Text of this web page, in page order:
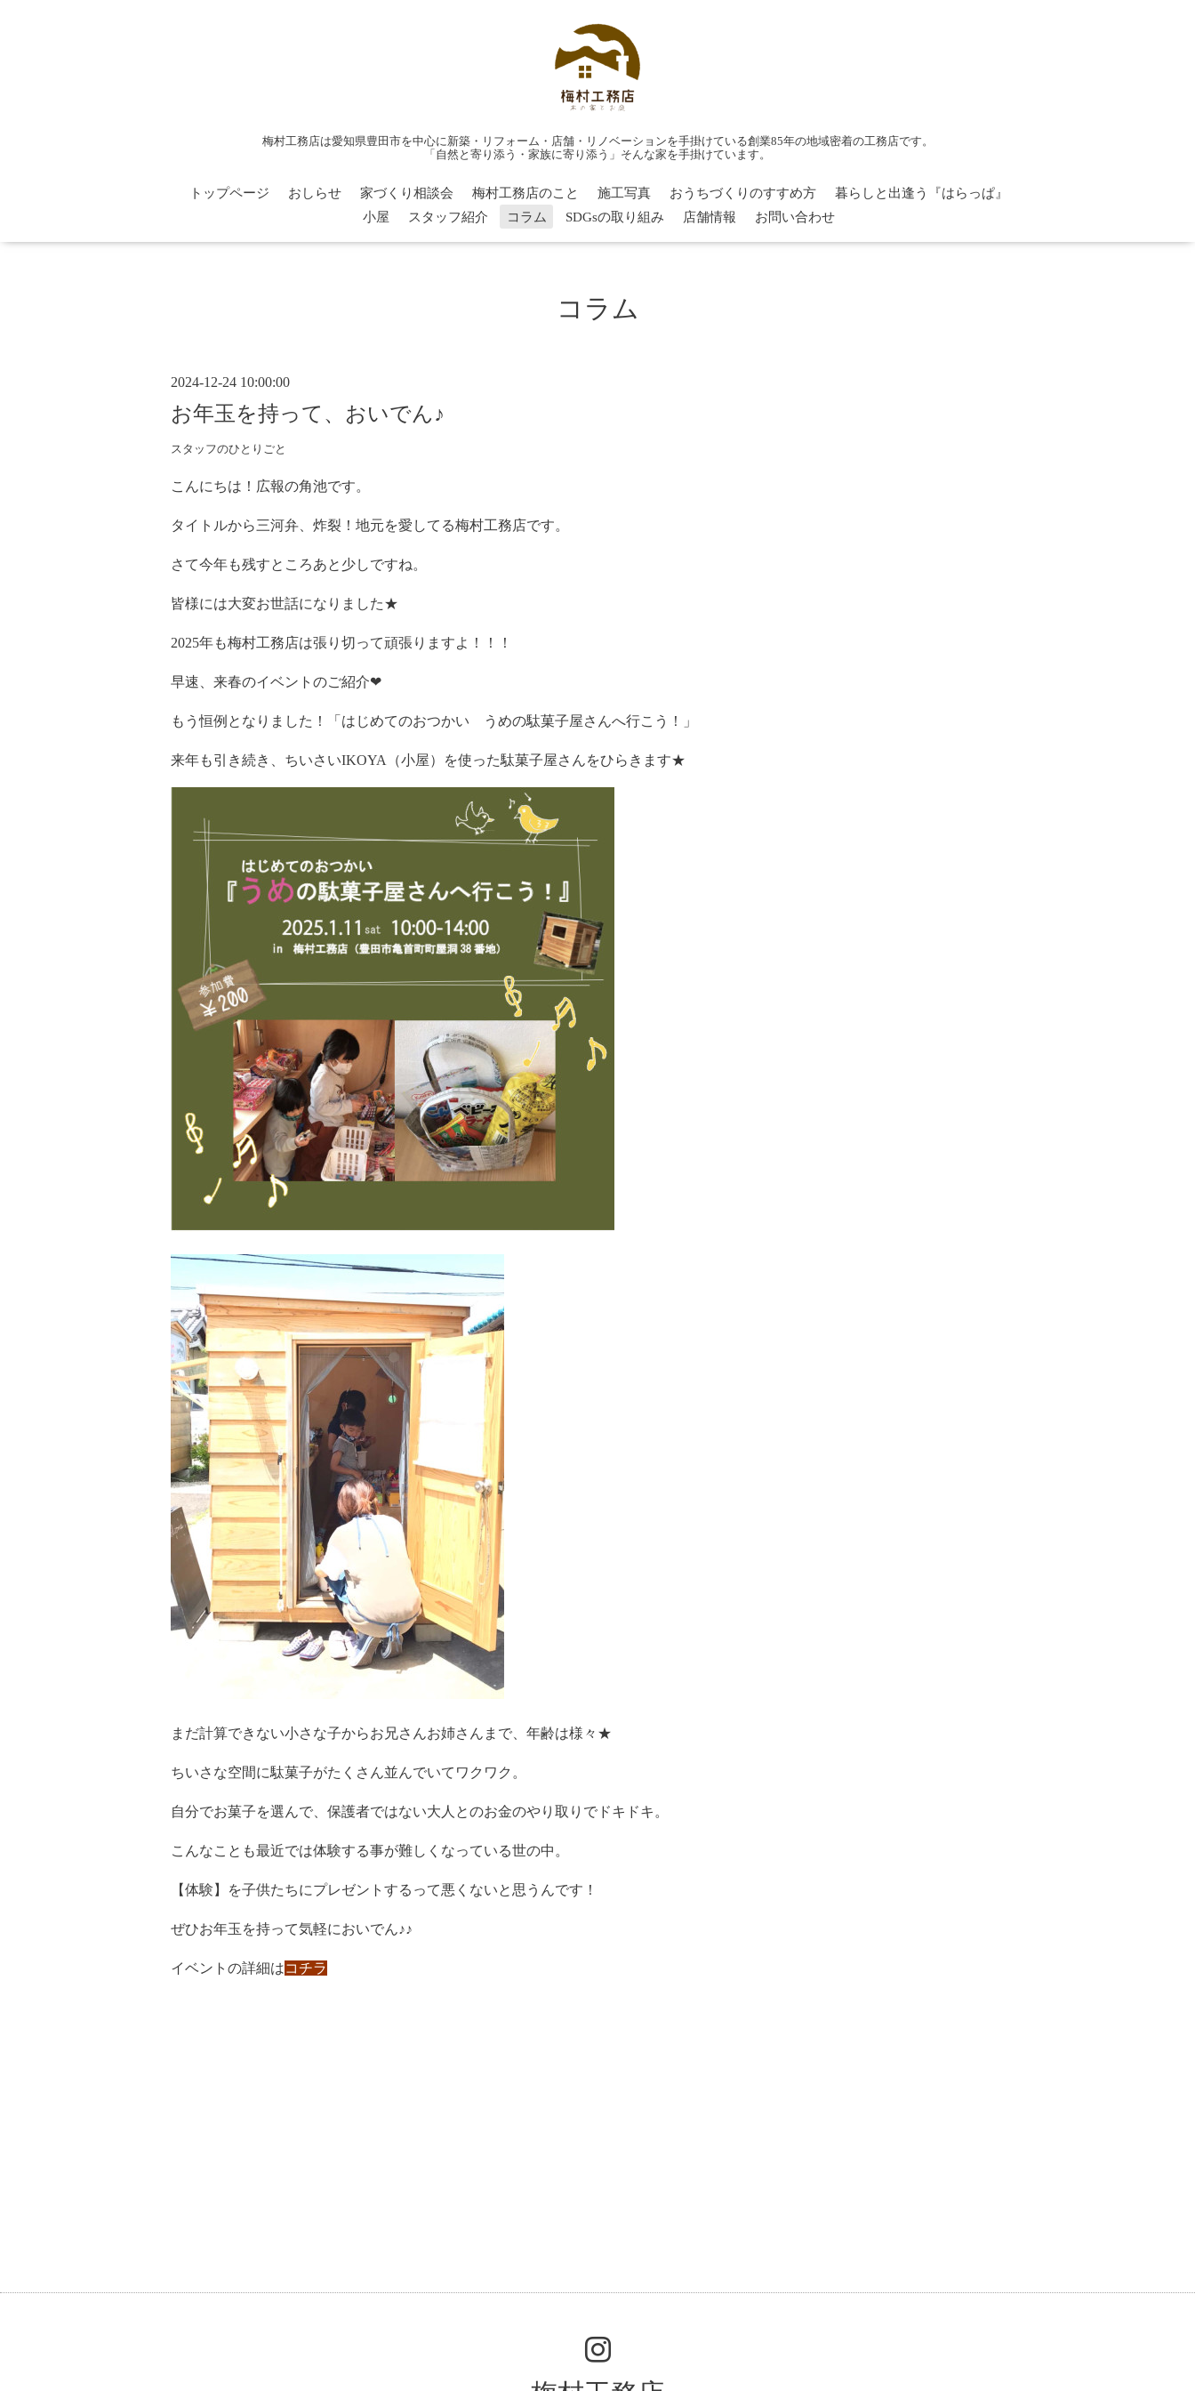
梅村工務店は愛知県豊田市を中心に新築・リフォーム・店舗・リノベーションを手掛けている創業85年の地域密着の工務店です。
「自然と寄り添う・家族に寄り添う」そんな家を手掛けています。
トップページ おしらせ 家づくり相談会 梅村工務店のこと 施工写真 おうちづくりのすすめ方
暮らしと出逢う『はらっぱ』
小屋
スタッフ紹介 コラム SDGsの取り組み 店舗情報 お問い合わせ
コラム
2024-12-24 10:00:00
お年玉を持って、おいでん♪
スタッフのひとりごと
こんにちは！広報の角池です。
タイトルから三河弁、炸裂！地元を愛してる梅村工務店です。
さて今年も残すところあと少しですね。
皆様には大変お世話になりました★
2025年も梅村工務店は張り切って頑張りますよ！！！
早速、来春のイベントのご紹介❤
もう恒例となりました！「はじめてのおつかい うめの駄菓子屋さんへ行こう！」
来年も引き続き、ちいさいIKOYA（小屋）を使った駄菓子屋さんをひらきます★
まだ計算できない小さな子からお兄さんお姉さんまで、年齢は様々★
ちいさな空間に駄菓子がたくさん並んでいてワクワク。
自分でお菓子を選んで、保護者ではない大人とのお金のやり取りでドキドキ。
こんなことも最近では体験する事が難しくなっている世の中。
【体験】を子供たちにプレゼントするって悪くないと思うんです！
ぜひお年玉を持って気軽においでん♪♪
イベントの詳細はコチラ